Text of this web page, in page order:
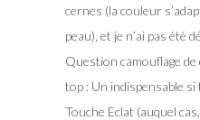
cernes (la couleur
peau), et je n’ai pas été
Question camouflage
top : Un indispensable si
Touche Eclat (auquel